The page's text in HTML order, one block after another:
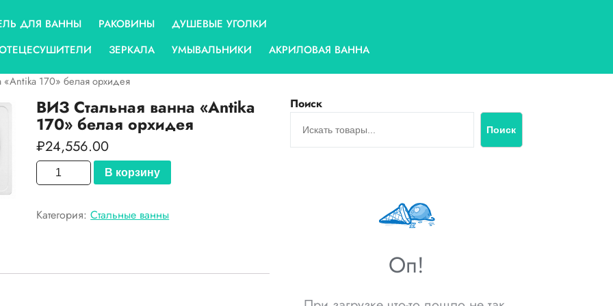
ДЛЯ ВАННЫ РАКОВИНЫ
ДУШЕВЫЕ УГОЛКИ
ЗЕРКАЛА УМЫВАЛЬНИКИ АКРИЛОВАЯ ВАННА
170» белая орхидея
ВИЗ Стальная ванна «Antika
170» белая орхидея
₽24,556.00
Количество
товара
Стальная
В корзину
Категория:Стальные ванны
Поиск
Поиск
Оп!